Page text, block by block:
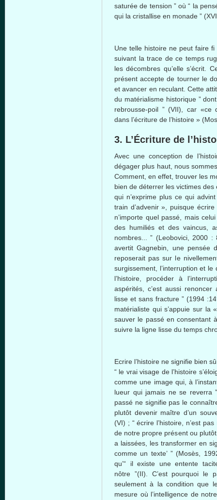
saturée de tension ” où “ la
qui la cristallise en monade ”
Une telle histoire ne peut faire fi
suivant la trace de ce temps
les décombres qu’elle s’écrit.
présent accepte de tourner le
et avancer en reculant. Cette
du matérialisme historique ”
rebrousse-poil ” (VII), car «ce
dans l’écriture de l’histoire »
3. L’Écriture de
Avec une conception de
dégager plus haut, nous
Comment, en effet, trouver les
bien de déterrer les victimes
qui n’exprime plus ce qui
train d’advenir », puisque
n’importe quel passé, mais
des humiliés et des vaincus,
nombres... ” (Leobovici, 2000
avertit Gagnebin, une pensée
reposerait pas sur le
surgissement, l’interruption et
l’histoire, procéder à
aspérités, c’est aussi renoncer
lisse et sans fracture ” (1994
matérialiste qui s’appuie sur
sauver le passé en consentant
suivre la ligne lisse du temps
Ecrire l’histoire ne signifie bien
“ le vrai visage de l’histoire
comme une image qui, à
lueur qui jamais ne se reverra
passé ne signifie pas le
plutôt devenir maître d’un
(VI) ; “ écrire l’histoire, n’est
de notre propre présent ou
a laissées, les transformer en
comme un texte’ ” (Mosès,
qu’“ il existe une entente
nôtre ”(II). C’est pourquoi le
seulement à la condition que
mesure où l’intelligence de